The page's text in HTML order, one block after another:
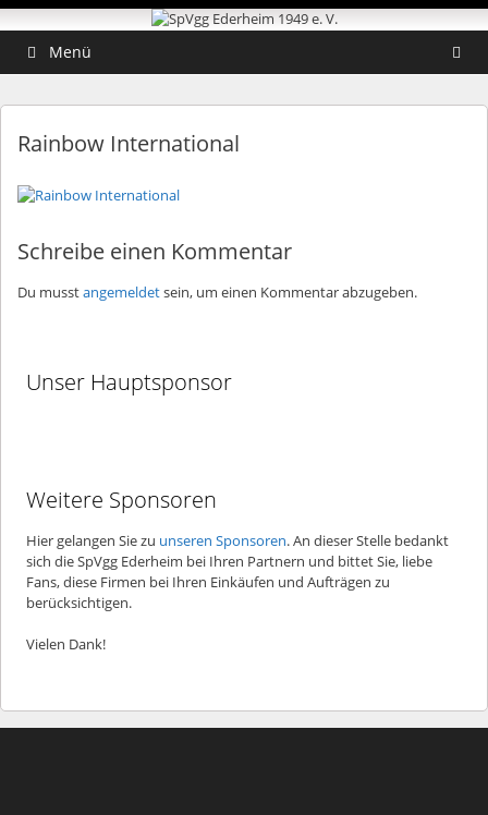
Zum
Inhalt
springen
Zum
Inhalt
springenMenü
Rainbow International
Schreibe einen Kommentar
Du musstangemeldetsein, um einen Kommentar abzugeben.
Unser Hauptsponsor
Weitere Sponsoren
Hier gelangen Sie zu unseren Sponsoren. An dieser Stelle bedankt
sich die SpVgg Ederheim bei Ihren Partnern und bittet Sie, liebe
Fans, diese Firmen bei Ihren Einkäufen und Aufträgen zu
berücksichtigen.
Vielen Dank!